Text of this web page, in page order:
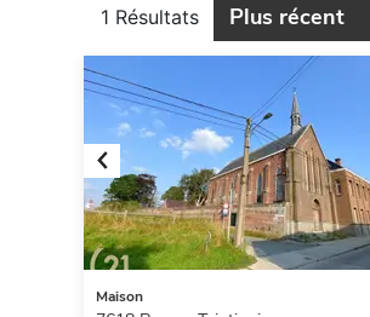
1 Résultats Plus récent
Previous
Maison